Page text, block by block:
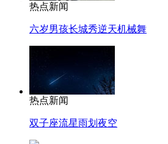
热点新闻
六岁男孩长城秀逆天机械舞
热点新闻
双子座流星雨划夜空